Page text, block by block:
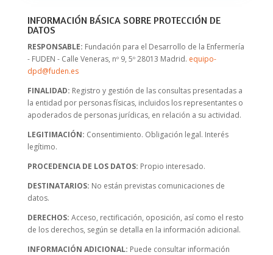
INFORMACIÓN BÁSICA SOBRE PROTECCIÓN DE
DATOS
RESPONSABLE: Fundación para el Desarrollo de la Enfermería
- FUDEN - Calle Veneras, nº 9, 5º 28013 Madrid. equipo-
dpd@fuden.es
FINALIDAD: Registro y gestión de las consultas presentadas a
la entidad por personas físicas, incluidos los representantes o
apoderados de personas jurídicas, en relación a su actividad.
LEGITIMACIÓN: Consentimiento. Obligación legal. Interés
legítimo.
PROCEDENCIA DE LOS DATOS: Propio interesado.
DESTINATARIOS: No están previstas comunicaciones de
datos.
DERECHOS: Acceso, rectificación, oposición, así como el resto
de los derechos, según se detalla en la información adicional.
INFORMACIÓN ADICIONAL: Puede consultar información